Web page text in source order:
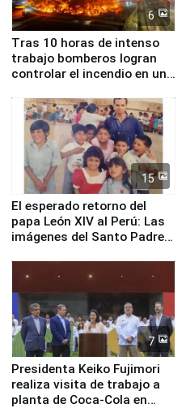
6
Tras 10 horas de intenso
trabajo bomberos logran
controlar el incendio en una
de Chile
15
El esperado retorno del
papa León XIV al Perú: Las
imágenes del Santo Padre
7
Presidenta Keiko Fujimori
realiza visita de trabajo a
planta de Coca-Cola en